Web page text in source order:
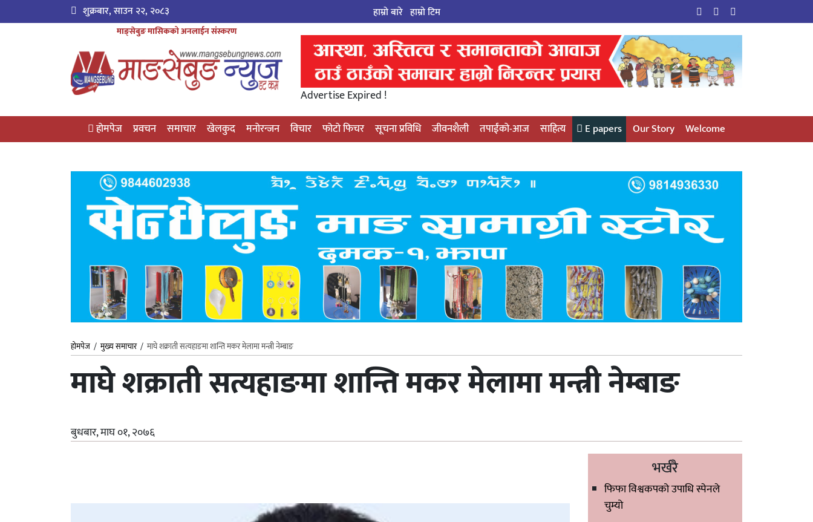
शुक्रबार, साउन २२, २०८३ हाम्रो बारे हाम्राे टिम
माङ्सेबुङ मासिकको अनलाईन संस्करण
Advertise Expired !
होमपेज प्रवचन समाचार खेलकुद मनोरन्जन विचार फोटो फिचर सूचना प्रविधि जीवनशैली तपाईंको-आज साहित्य E papers Our Story Welcome
होमपेज /मुख्य समाचार/ माघे शक्राती सत्यहाङमा शान्ति मकर मेलामा मन्त्री नेम्बाङ
माघे शक्राती सत्यहाङमा शान्ति मकर मेलामा मन्त्री नेम्बाङ
बुधबार, माघ ०१, २०७६
भर्खरै
फिफा विश्वकपको उपाधि स्पेनले
चुम्यो